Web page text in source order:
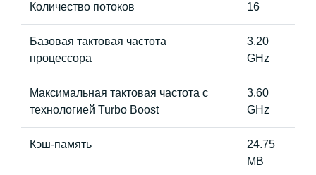
Количество потоков 16
Базовая тактовая частота
процессора
3.20
GHz
Максимальная тактовая частота с
технологией Turbo Boost
3.60
GHz
Кэш-память
24.75
MB